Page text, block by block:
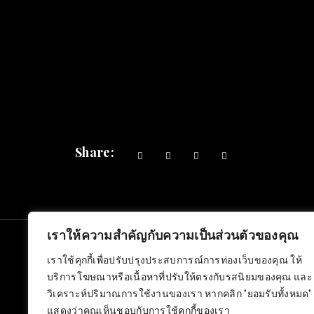
เราให้ความสำคัญกับความเป็นส่วนตัวของคุณ
เราใช้คุกกี้เพื่อปรับปรุงประสบการณ์การท่องเว็บของคุณ ให้
บริการโฆษณาหรือเนื้อหาที่ปรับให้ตรงกับรสนิยมของคุณ และ
วิเคราะห์ปริมาณการใช้งานของเรา หากคลิก "ยอมรับทั้งหมด"
แสดงว่าคุณเห็นชอบกับการใช้คุกกี้ของเรา
Share:
Copyright © 2026PAD Interior Design . All rights reserved.